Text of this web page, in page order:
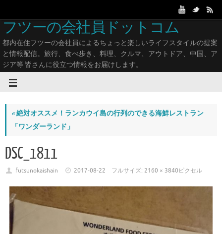
フツーの会社員ドットコム
都内在住フツーの会社員によるちょっと楽しいライフスタイルの提案
と情報配信。旅行、食べ歩き、料理、クルマ、アウトドア、中国、ア
ジア等 皆さんに役立つ情報をお届けします。
«絶対オススメ！ランカウイ島の行列のできる海鮮レストラン
「ワンダーランド」
DSC_1811
futsunokaishain 2017-08-22 フルサイズ: 2160 × 3840ピクセル